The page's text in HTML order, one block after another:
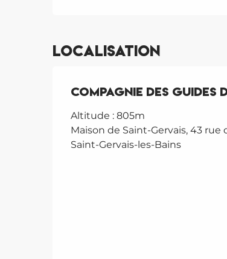
Localisation
Compagnie des Guides
Altitude : 805m
Maison de Saint-Gervais, 43 rue
Saint-Gervais-les-Bains